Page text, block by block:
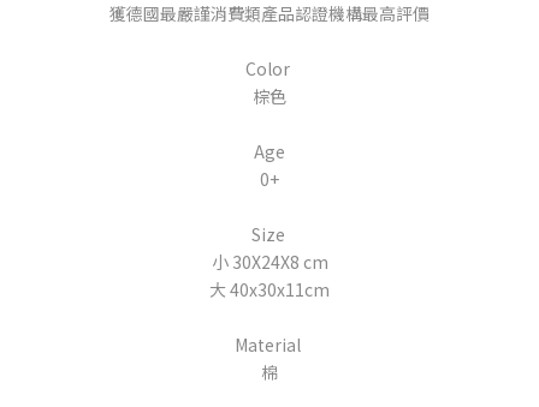
獲德國最嚴謹消費類產品認證機構最高評價
Color
棕色
Age
0+
Size
小 30X24X8 cm
大 40x30x11cm
Material
棉